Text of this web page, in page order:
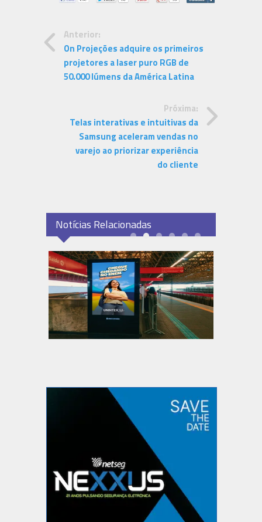
Anterior:
On Projeções adquire os primeiros
projetores a laser puro RGB de
50.000 lúmens da América Latina
Próxima:
Telas interativas e intuitivas da
Samsung aceleram vendas no
varejo ao priorizar experiência
do cliente
Notícias Relacionadas